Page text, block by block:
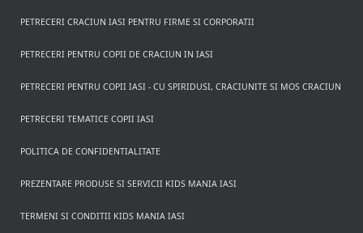
PETRECERI CRACIUN IASI PENTRU FIRME SI CORPORATII
PETRECERI PENTRU COPII DE CRACIUN IN IASI
PETRECERI PENTRU COPII IASI - CU SPIRIDUSI, CRACIUNITE SI MOS CRACIUN
PETRECERI TEMATICE COPII IASI
POLITICA DE CONFIDENTIALITATE
PREZENTARE PRODUSE SI SERVICII KIDS MANIA IASI
TERMENI SI CONDITII KIDS MANIA IASI